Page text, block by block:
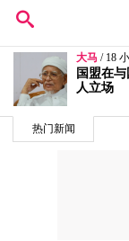
热门新闻
大马 / 19
迁就丘
约？”